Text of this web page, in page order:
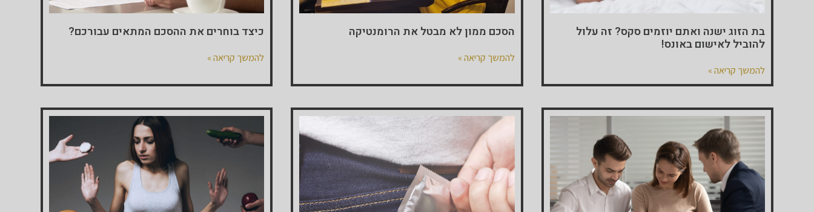
בת הזוג ישנה ואתם יוזמים סקס? זה עלול
להוביל לאישום באונס!
להמשך קריאה »
הסכם ממון לא מבטל את הרומנטיקה
להמשך קריאה »
כיצד בוחרים את ההסכם המתאים עבורכם?
להמשך קריאה »